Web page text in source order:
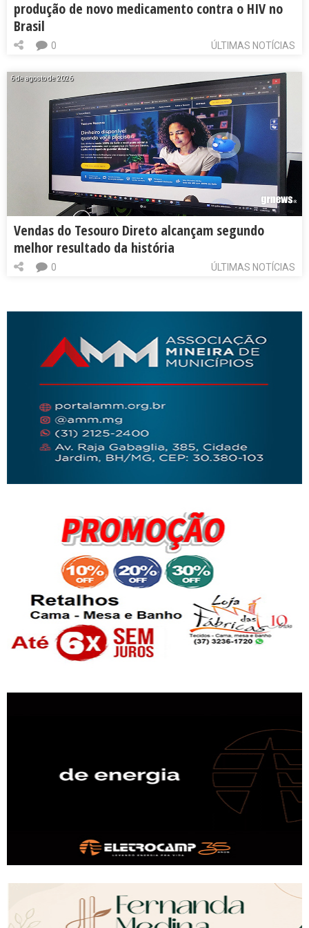
produção de novo medicamento contra o HIV no
Brasil
ÚLTIMAS NOTÍCIAS
0
6 de agosto de 2026
Vendas do Tesouro Direto alcançam segundo
melhor resultado da história
ÚLTIMAS NOTÍCIAS
0